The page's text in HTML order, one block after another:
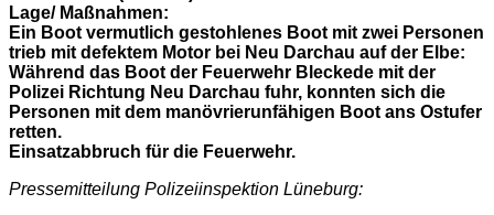
Lage/ Maßnahmen:
Ein Boot vermutlich gestohlenes Boot mit zwei Personen
trieb mit defektem Motor bei Neu Darchau auf der Elbe:
Während das Boot der Feuerwehr Bleckede mit der
Polizei Richtung Neu Darchau fuhr, konnten sich die
Personen mit dem manövrierunfähigen Boot ans Ostufer
retten.
Einsatzabbruch für die Feuerwehr.
Pressemitteilung Polizeiinspektion Lüneburg: